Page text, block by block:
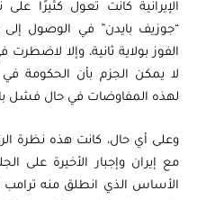
الإيرانية كانت تعول كثيرًا على
“جوزيف بايدن” في الوصول
الفوز بولاية ثانية، وإلا لاضطرت
لا يمكن الجزم بأن الحكومة
لهذه المفاوضات في حال فشل
وعلى أي حال، كانت هذه نظرة
مع إيران وإجبار الأخيرة على